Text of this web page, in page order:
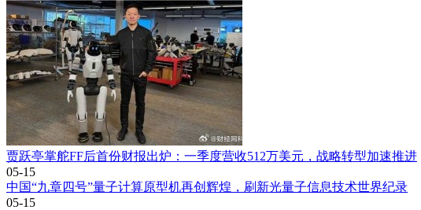
贾跃亭掌舵FF后首份财报出炉：一季度营收512万美元，战略转型加速推进
05-15
中国“九章四号”量子计算原型机再创辉煌，刷新光量子信息技术世界纪录
05-15